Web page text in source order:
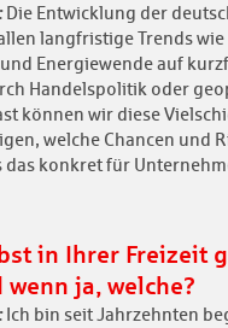
:Die Entwicklung der
langfristige Trends wie
Energiewende auf
Handelspolitik oder
können wir diese
welche Chancen und
das konkret für
in Ihrer Freizeit
wenn ja, welche?
: Ich bin seit Jahrzehnten